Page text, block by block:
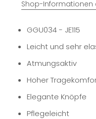
Shop-Informationen
GGU034 - JE115
Leicht und sehr
Atmungsaktiv
Hoher
Elegante Knöpfe
Pflegeleicht